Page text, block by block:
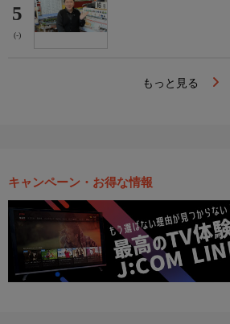
5
(-)
もっと見る
キャンペーン・お得な情報